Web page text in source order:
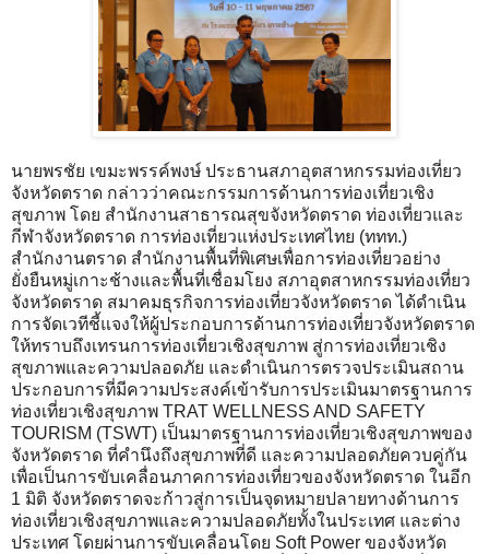
นายพรชัย เขมะพรรค์พงษ์ ประธานสภาอุตสาหกรรมท่องเที่ยว
จังหวัดตราด กล่าวว่าคณะกรรมการด้านการท่องเที่ยวเชิง
สุขภาพ โดย สำนักงานสาธารณสุขจังหวัดตราด ท่องเที่ยวและ
กีฬาจังหวัดตราด การท่องเที่ยวแห่งประเทศไทย (ททท.)
สำนักงานตราด สำนักงานพื้นที่พิเศษเพื่อการท่องเที่ยวอย่าง
ยั่งยืนหมู่เกาะช้างและพื้นที่เชื่อมโยง สภาอุตสาหกรรมท่องเที่ยว
จังหวัดตราด สมาคมธุรกิจการท่องเที่ยวจังหวัดตราด ได้ดำเนิน
การจัดเวทีชี้แจงให้ผู้ประกอบการด้านการท่องเที่ยวจังหวัดตราด
ให้ทราบถึงเทรนการท่องเที่ยวเชิงสุขภาพ สู่การท่องเที่ยวเชิง
สุขภาพและความปลอดภัย และดำเนินการตรวจประเมินสถาน
ประกอบการที่มีความประสงค์เข้ารับการประเมินมาตรฐานการ
ท่องเที่ยวเชิงสุขภาพ TRAT WELLNESS AND SAFETY
TOURISM (TSWT) เป็นมาตรฐานการท่องเที่ยวเชิงสุขภาพของ
จังหวัดตราด ที่คำนึงถึงสุขภาพที่ดี และความปลอดภัยควบคู่กัน
เพื่อเป็นการขับเคลื่อนภาคการท่องเที่ยวของจังหวัดตราด ในอีก
1 มิติ จังหวัดตราดจะก้าวสู่การเป็นจุดหมายปลายทางด้านการ
ท่องเที่ยวเชิงสุขภาพและความปลอดภัยทั้งในประเทศ และต่าง
ประเทศ โดยผ่านการขับเคลื่อนโดย Soft Power ของจังหวัด